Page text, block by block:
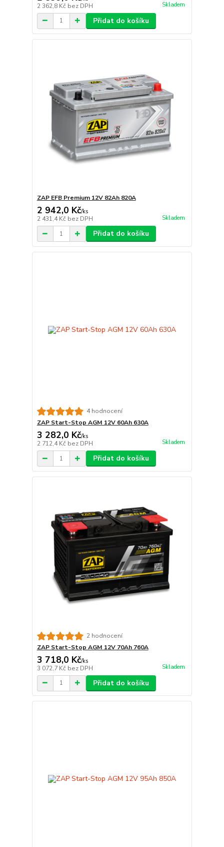
2 362,8 Kč bez DPH Skladem
Přidat do košíku
ZAP EFB Premium 12V 82Ah 820A
2 942,0 Kč/ks
2 431,4 Kč bez DPH Skladem
Přidat do košíku
4 hodnocení
ZAP Start-Stop AGM 12V 60Ah 630A
3 282,0 Kč/ks
2 712,4 Kč bez DPH Skladem
Přidat do košíku
2 hodnocení
ZAP Start-Stop AGM 12V 70Ah 760A
3 718,0 Kč/ks
3 072,7 Kč bez DPH Skladem
Přidat do košíku